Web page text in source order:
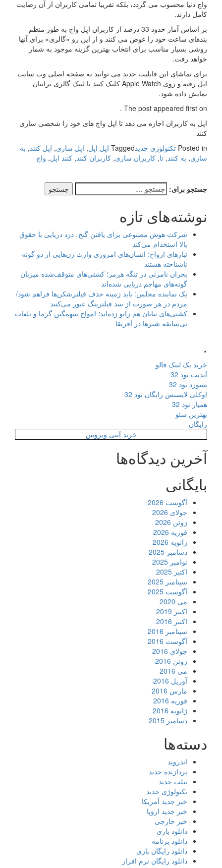
واچ دنیا محسوب می گردد، بلکه تفریبا تمامی کاربران از آن رضایت
کامل دارند.
بر اساس آمار حدود 33 درصد از کاربران اپل واچ به طور منظم
بندهای ساعت خود را عوض می کنند و از این رو «گالری» برای آنها
روشی بسیار مناسب برای انتخاب بهترین گزینه موجود به شمار
خواهد رفت.
برای تماشای این قابلیت جدید می توانید به صفحه اصلی وب سایت
اپل رفته و روی Apple Watch کلیک کنید تا لینک گالری برایتان
نمایش داده شود.
The post appeared first on .
اپل به کاربران اجازه می دهد تا اپل واچ های خود را شخصی سازی
کنند
Posted in تکنولوژی جدیدTagged اپل اپل, اپل سازی, اپل کنند, به
سازی, به کنند, تا, کاربران سازی, کاربران کنند, کنند اپل, واچ
جستجو برای:
نوشته‌های تازه
شرکت هوش مصنوعی برای یافتن گنج، دزد دریایی با حقوق
بالا استخدام می‌کند
تبارهای ارواح؛ انسان‌های امروزی وارث ژن‌هایی از دو گونه
ناشناخته هستند
بحران نامرئی در تنگه هرمز؛ کشتی‌های متوقف‌شده میزبان
گونه‌های مهاجم دریایی شده‌اند
یک نماینده مجلس: باید زمینه حذف فیلترشکن‌ها فراهم شود/
مردم در هر صورت از سد فیلترینگ عبور می‌کنند
کشتی‌های بیابان هم زانو زده‌اند؛ امواج سهمگین گرما و تلفات
بی‌سابقه شترها در آفریقا
.
خرید بک لینک فالو
آپدیت نود 32
پسورد نود 32
اوکلی لایسنس رایگان نود 32
همیار نود 32
بهترین سئو
رایگان
خرید آنتی ویروس
آخرین دیدگاه‌ها
بایگانی
آگوست 2026
جولای 2026
ژوئن 2026
فوریه 2026
ژانویه 2026
دسامبر 2025
نوامبر 2025
اکتبر 2025
سپتامبر 2025
آگوست 2025
می 2020
اکتبر 2019
اکتبر 2016
سپتامبر 2016
آگوست 2016
جولای 2016
ژوئن 2016
می 2016
آوریل 2016
مارس 2016
فوریه 2016
ژانویه 2016
دسامبر 2015
دسته‌ها
اندروید
پردازنده جدید
تبلت جدید
تکنولوژی جدید
خبر جدید آمریکا
خبر جدید اروپا
خبر خارجی
دانلود بازی
دانلود برنامه
دانلود رایگان بازی
دانلود رایگان نرم افراز